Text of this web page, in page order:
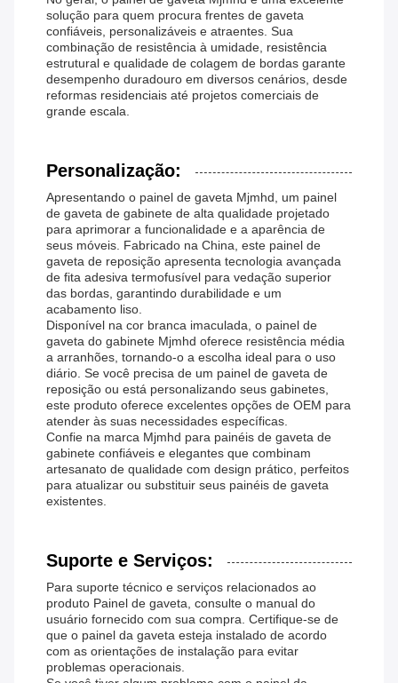
solução para quem procura frentes de gaveta
confiáveis, personalizáveis ​​e atraentes. Sua
combinação de resistência à umidade, resistência
estrutural e qualidade de colagem de bordas garante
desempenho duradouro em diversos cenários, desde
reformas residenciais até projetos comerciais de
grande escala.
Personalização:
Apresentando o painel de gaveta Mjmhd, um painel
de gaveta de gabinete de alta qualidade projetado
para aprimorar a funcionalidade e a aparência de
seus móveis. Fabricado na China, este painel de
gaveta de reposição apresenta tecnologia avançada
de fita adesiva termofusível para vedação superior
das bordas, garantindo durabilidade e um
acabamento liso.
Disponível na cor branca imaculada, o painel de
gaveta do gabinete Mjmhd oferece resistência média
a arranhões, tornando-o a escolha ideal para o uso
diário. Se você precisa de um painel de gaveta de
reposição ou está personalizando seus gabinetes,
este produto oferece excelentes opções de OEM para
atender às suas necessidades específicas.
Confie na marca Mjmhd para painéis de gaveta de
gabinete confiáveis ​​e elegantes que combinam
artesanato de qualidade com design prático, perfeitos
para atualizar ou substituir seus painéis de gaveta
existentes.
Suporte e Serviços:
Para suporte técnico e serviços relacionados ao
produto Painel de gaveta, consulte o manual do
usuário fornecido com sua compra. Certifique-se de
que o painel da gaveta esteja instalado de acordo
com as orientações de instalação para evitar
problemas operacionais.